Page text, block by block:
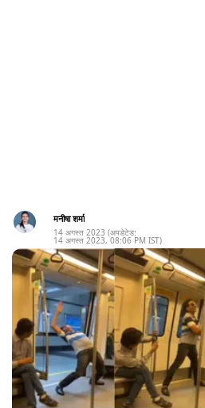
मनीषा शर्मा
14 अगस्त 2023 (अपडेटेड:
14 अगस्त 2023, 08:06 PM IST)